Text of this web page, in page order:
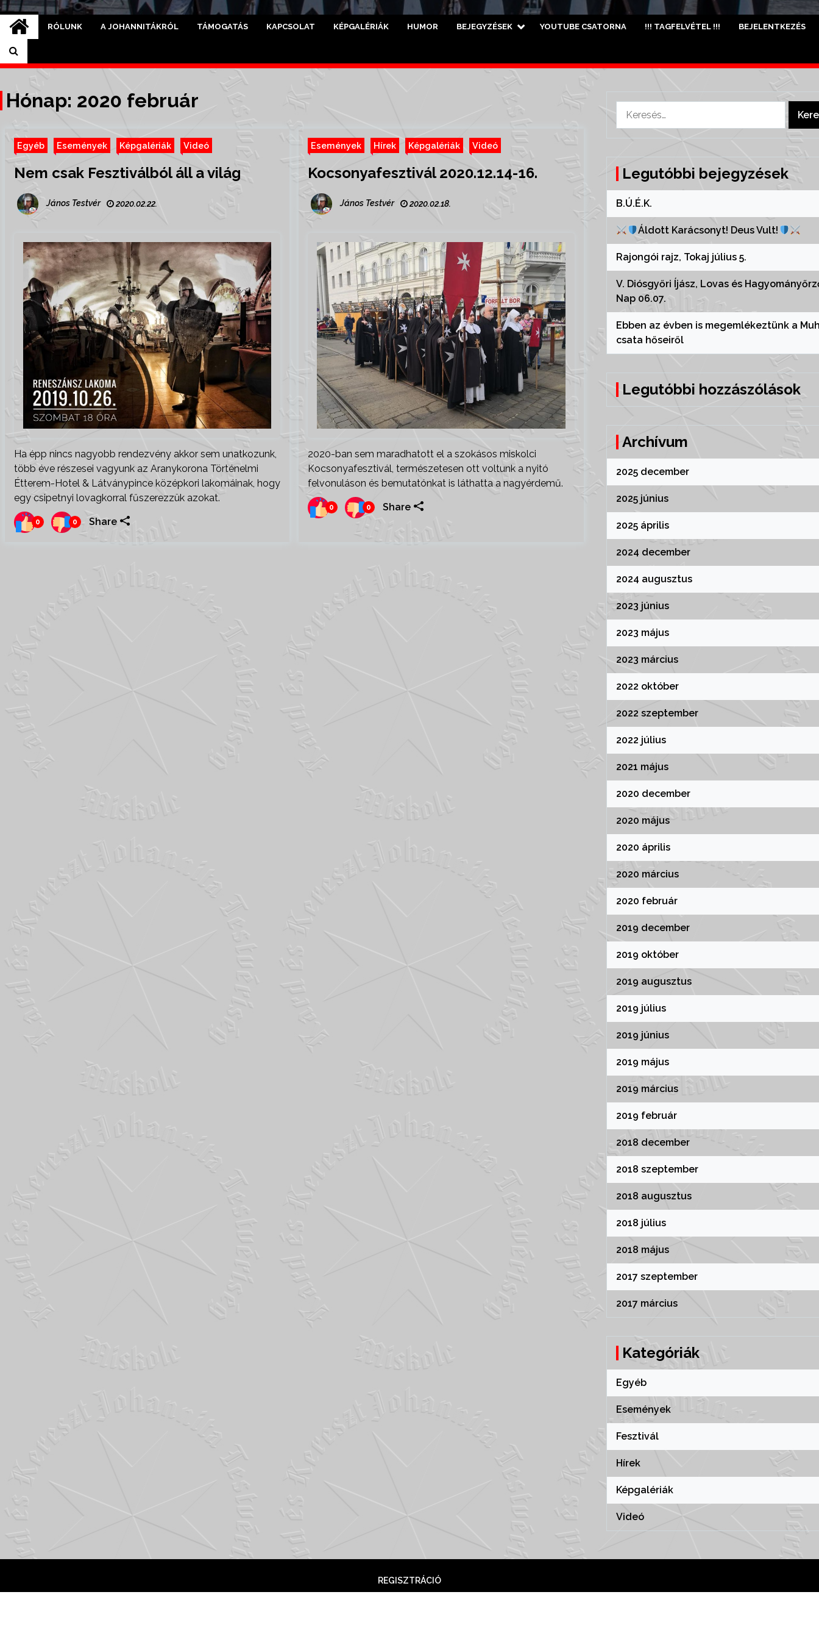
RÓLUNK A JOHANNITÁKRÓL TÁMOGATÁS KAPCSOLAT KÉPGALÉRIÁK HUMOR BEJEGYZÉSEK YOUTUBE CSATORNA !!! TAGFELVÉTEL !!! BEJELENTKEZÉS
Hónap: 2020 február
Egyéb Események Képgalériák Videó
Nem csak Fesztiválból áll a világ
János Testvér 2020.02.22.
Ha épp nincs nagyobb rendezvény akkor sem unatkozunk,
több éve részesei vagyunk az Aranykorona Történelmi
Étterem-Hotel & Látványpince középkori lakomáinak, hogy
egy csipetnyi lovagkorral fűszerezzük azokat.
0 0 Share
Események Hírek Képgalériák Videó
Kocsonyafesztivál 2020.12.14-16.
János Testvér 2020.02.18.
2020-ban sem maradhatott el a szokásos miskolci
Kocsonyafesztivál, természetesen ott voltunk a nyitó
felvonuláson és bemutatónkat is láthatta a nagyérdemű.
0 0 Share
Legutóbbi bejegyzések
B.Ú.É.K.
Áldott Karácsonyt! Deus Vult!
Rajongói rajz, Tokaj július 5.
V. Diósgyőri Íjász, Lovas és
Nap 06.07.
Ebben az évben is megemlékeztünk a
csata hőseiről
Legutóbbi hozzászólások
Archívum
2025 december
2025 június
2025 április
2024 december
2024 augusztus
2023 június
2023 május
2023 március
2022 október
2022 szeptember
2022 július
2021 május
2020 december
2020 május
2020 április
2020 március
2020 február
2019 december
2019 október
2019 augusztus
2019 július
2019 június
2019 május
2019 március
2019 február
2018 december
2018 szeptember
2018 augusztus
2018 július
2018 május
2017 szeptember
2017 március
Kategóriák
Egyéb
Események
Fesztivál
Hírek
Képgalériák
Videó
REGISZTRÁCIÓ